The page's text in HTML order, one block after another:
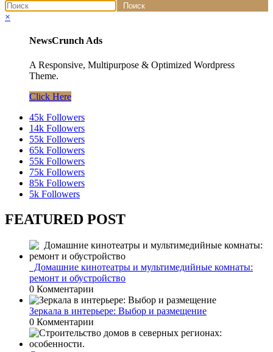
×
NewsCrunch Ads
A Responsive, Multipurpose & Optimized Wordpress
Theme.
Click Here
45k Followers
14k Followers
55k Followers
65k Followers
55k Followers
75k Followers
85k Followers
5k Followers
FEATURED POST
Домашние кинотеатры и мультимедийные комнаты:
ремонт и обустройство
0 Комментарии
Зеркала в интерьере: Выбор и размещение
0 Комментарии